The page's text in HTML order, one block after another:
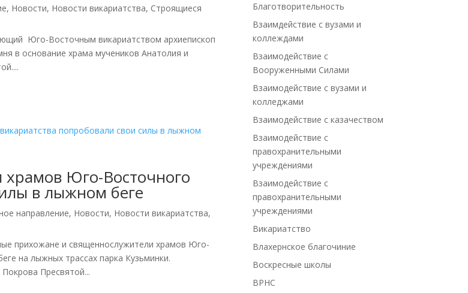
, Новости, Новости викариатства, Строящиеся
Юго-Восточным викариатством архиепископ
в основание храма мучеников Анатолия и
Юго-Восточного
в лыжном беге
направление, Новости, Новости викариатства,
прихожане и священнослужители храмов Юго-
на лыжных трассах парка Кузьминки.
Пресвятой...
Благотворительность
Взаимдействие с вузами и
коллеждами
Взаимодействие с
Вооруженными Силами
Взаимодействие с вузами и
колледжами
Взаимодействие с казачеством
Взаимодействие с
правохранительными
учреждениями
Взаимодействие с
правохранительными
учреждениями
Викариатство
Влахернское благочиние
Воскресные школы
ВРНС